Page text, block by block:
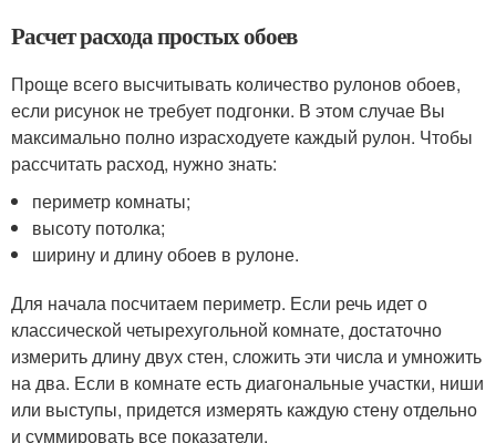
Расчет расхода простых обоев
Проще всего высчитывать количество рулонов обоев,
если рисунок не требует подгонки. В этом случае Вы
максимально полно израсходуете каждый рулон. Чтобы
рассчитать расход, нужно знать:
периметр комнаты;
высоту потолка;
ширину и длину обоев в рулоне.
Для начала посчитаем периметр. Если речь идет о
классической четырехугольной комнате, достаточно
измерить длину двух стен, сложить эти числа и умножить
на два. Если в комнате есть диагональные участки, ниши
или выступы, придется измерять каждую стену отдельно
и суммировать все показатели.